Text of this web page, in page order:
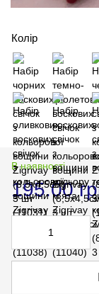
Колір
В наявності
195.00